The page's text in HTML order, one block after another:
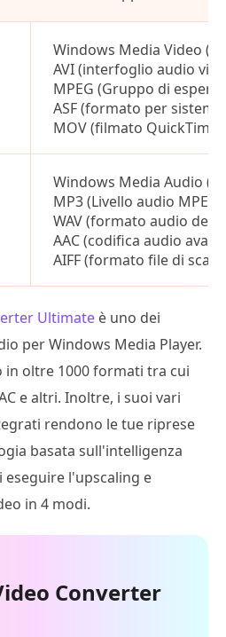
Windows Media Video
AVI (interfoglio audio
MPEG (Gruppo di
ASF (formato per sistemi
MOV (filmato QuickTime)
Windows Media Audio
MP3 (Livello audio MPEG
WAV (formato audio
AAC (codifica audio
AIFF (formato file di
Ultimate è uno dei
per Windows Media Player.
in oltre 1000 formati tra cui
e altri. Inoltre, i suoi vari
rendono le tue riprese
basata sull'intelligenza
l'upscaling e
in 4 modi.
Converter